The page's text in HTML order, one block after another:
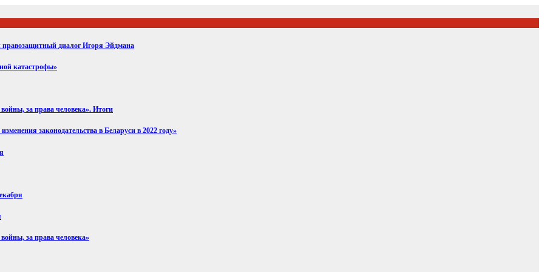
правозащитный диалог Игоря Эйдмана
катастрофы»
за права человека». Итоги
законодательства в Беларуси в 2022 году»
за права человека»